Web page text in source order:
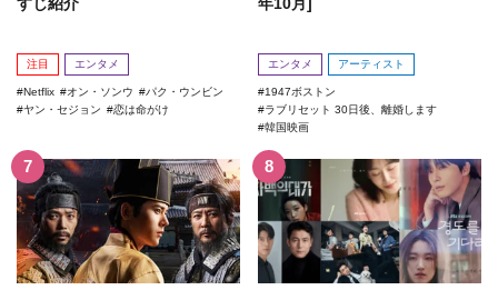
すじ紹介
注目 エンタメ
Netflix オン・ソンウ
パク・ウンビン
ヤン・セジョン
恋は命がけ
年10月]
エンタメ アーティスト
1947ボストン
ラブリセット 30日後、離婚します
韓国映画